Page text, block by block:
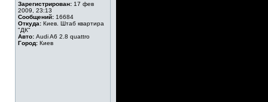
Зарегистрирован: 17 фев
2009, 23:13
Сообщений: 16684
Откуда: Киев. Штаб квартира
"ДК"
Авто: Audi A6 2.8 quattro
Город: Киев